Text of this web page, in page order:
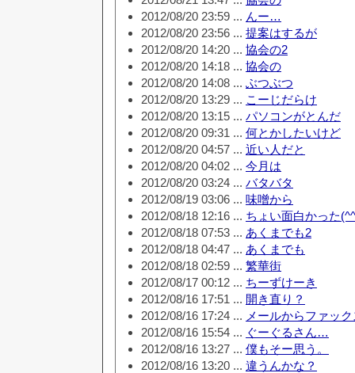
2012/08/20 23:59 ... んー…
2012/08/20 23:56 ... 提案はするが
2012/08/20 14:20 ... 協会の2
2012/08/20 14:18 ... 協会の
2012/08/20 14:08 ... ぶつぶつ
2012/08/20 13:29 ... こーじだらけ
2012/08/20 13:15 ... パソコンがとんだ
2012/08/20 09:31 ... 何とかしたいけど
2012/08/20 04:57 ... 近い人だと
2012/08/20 04:02 ... 今月は
2012/08/20 03:24 ... バタバタ
2012/08/19 03:06 ... 味噌から
2012/08/18 12:16 ... ちょい面白かった
2012/08/18 07:53 ... あくまでも2
2012/08/18 04:47 ... あくまでも
2012/08/18 02:59 ... 繁華街
2012/08/17 00:12 ... ちーずけーき
2012/08/16 17:51 ... 開き直り？
2012/08/16 17:24 ... メールからファッ
2012/08/16 15:54 ... ぐーぐるさん…
2012/08/16 13:27 ... 僕もそー思う。
2012/08/16 13:20 ... 違うんかな？